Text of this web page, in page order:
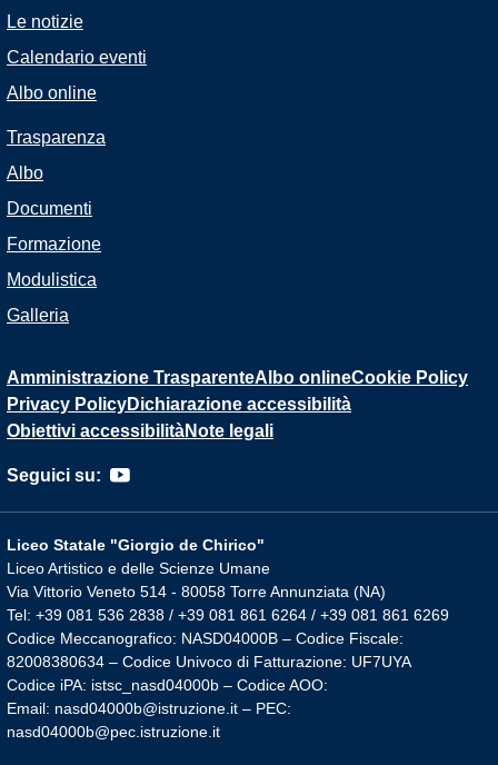
Le notizie
Calendario eventi
Albo online
Trasparenza
Albo
Documenti
Formazione
Modulistica
Galleria
Amministrazione TrasparenteAlbo onlineCookie Policy
Privacy PolicyDichiarazione accessibilità
Obiettivi accessibilitàNote legali
Seguici su:
Liceo Statale "Giorgio de Chirico"
Liceo Artistico e delle Scienze Umane
Via Vittorio Veneto 514 - 80058 Torre Annunziata (NA)
Tel: +39 081 536 2838 / +39 081 861 6264 / +39 081 861 6269
Codice Meccanografico: NASD04000B – Codice Fiscale:
82008380634 – Codice Univoco di Fatturazione: UF7UYA
Codice iPA: istsc_nasd04000b – Codice AOO:
Email: nasd04000b@istruzione.it – PEC:
nasd04000b@pec.istruzione.it